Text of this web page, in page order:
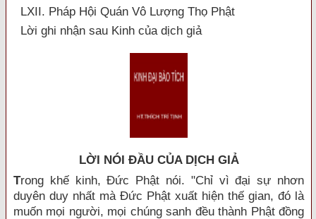
LXII. Pháp Hội Quán Vô Lượng Thọ Phật
Lời ghi nhận sau Kinh của dịch giả
LỜI NÓI ÐẦU CỦA DỊCH GIẢ
Trong khế kinh, Đức Phật nói. "Chỉ vì đại sự nhơn
duyên duy nhất mà Đức Phật xuất hiện thế gian, đó là
muốn mọi người, mọi chúng sanh đều thành Phật đồng